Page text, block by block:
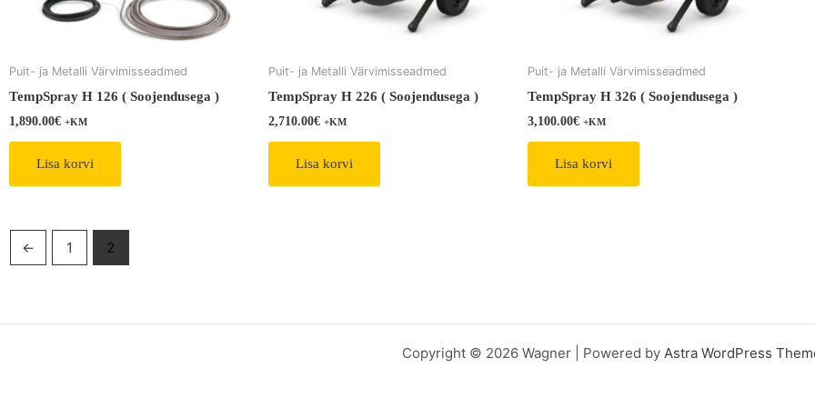
Puit- ja Metalli Värvimisseadmed
TempSpray H 126 ( Soojendusega )
1,890.00€ +KM
Lisa korvi
Puit- ja Metalli Värvimisseadmed
TempSpray H 226 ( Soojendusega )
2,710.00€ +KM
Lisa korvi
Puit- ja Metalli Värvimisseadmed
TempSpray H 326 ( Soojendusega )
3,100.00€ +KM
Lisa korvi
← 1 2
Copyright © 2026 Wagner | Powered by Astra WordPress